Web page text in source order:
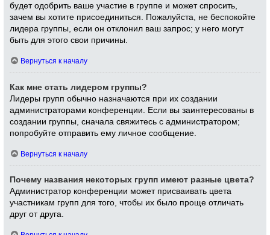
будет одобрить ваше участие в группе и может спросить,
зачем вы хотите присоединиться. Пожалуйста, не беспокойте
лидера группы, если он отклонил ваш запрос; у него могут
быть для этого свои причины.
Вернуться к началу
Как мне стать лидером группы?
Лидеры групп обычно назначаются при их создании
администраторами конференции. Если вы заинтересованы в
создании группы, сначала свяжитесь с администратором;
попробуйте отправить ему личное сообщение.
Вернуться к началу
Почему названия некоторых групп имеют разные цвета?
Администратор конференции может присваивать цвета
участникам групп для того, чтобы их было проще отличать
друг от друга.